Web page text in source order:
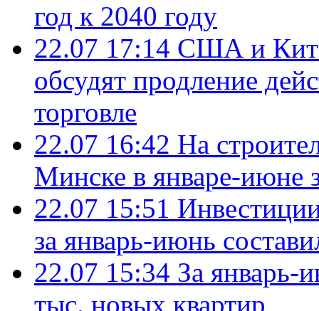
год к 2040 году
22.07 17:14 США и
обсудят продление
торговле
22.07 16:42 На
Минске в январе-июне
22.07 15:51
за январь-июнь
22.07 15:34 За январь-
тыс. новых квартир